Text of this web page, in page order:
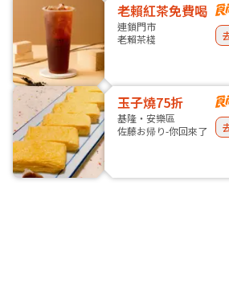
老賴紅茶免費喝
連鎖門市
老賴茶棧
玉子燒75折
基隆・安樂區
佐藤お帰り-你回來了